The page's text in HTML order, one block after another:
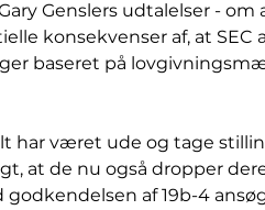
Genslers udtalelser -
konsekvenser af, at
baseret på
har været ude og tage
at de nu også dropper
af 19b-4